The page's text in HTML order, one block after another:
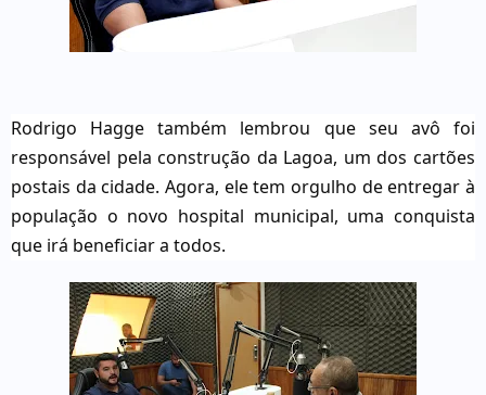
Rodrigo Hagge também lembrou que seu avô foi
responsável pela construção da Lagoa, um dos cartões
postais da cidade. Agora, ele tem orgulho de entregar à
população o novo hospital municipal, uma conquista
que irá beneficiar a todos.